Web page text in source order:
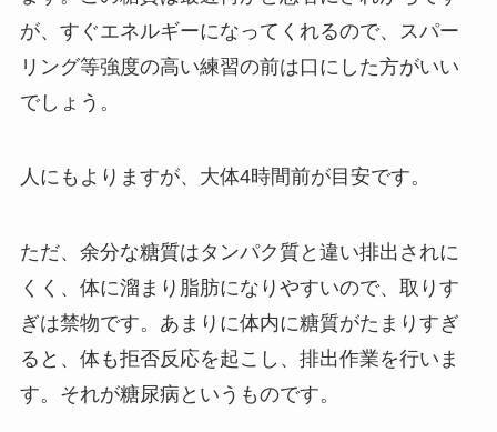
が、すぐエネルギーになってくれるので、スパー
リング等強度の高い練習の前は口にした方がいい
でしょう。
人にもよりますが、大体4時間前が目安です。
ただ、余分な糖質はタンパク質と違い排出されに
くく、体に溜まり脂肪になりやすいので、取りす
ぎは禁物です。あまりに体内に糖質がたまりすぎ
ると、体も拒否反応を起こし、排出作業を行いま
す。それが糖尿病というものです。